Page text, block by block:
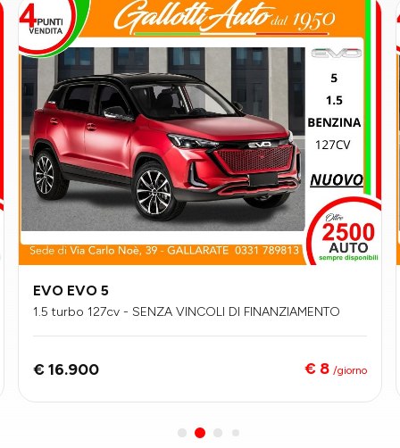
EVO EVO 5
1.5 turbo 127cv - SENZA VINCOLI DI FINANZIAMENTO
€ 16.900 € 8 /giorno